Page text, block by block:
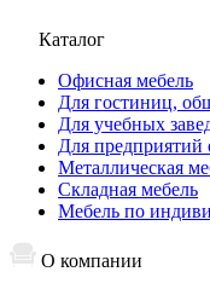
Каталог
Офисная мебель
Для гостиниц,
Для учебных
Для предприятий
Металлическая
Складная мебель
Мебель по
О компании